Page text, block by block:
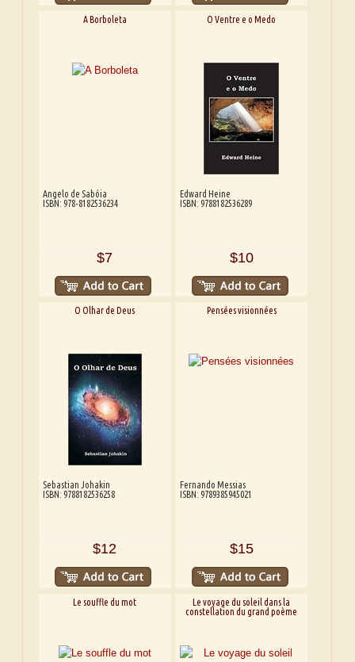
A Borboleta
Angelo de Sabóia
ISBN: 978-8182536234
$7
O Ventre e o Medo
Edward Heine
ISBN: 9788182536289
$10
O Olhar de Deus
Sebastian Johakin
ISBN: 9788182536258
$12
Pensées visionnées
Fernando Messias
ISBN: 9789385945021
$15
Le souffle du mot
Le voyage du soleil dans la
constellation du grand poème